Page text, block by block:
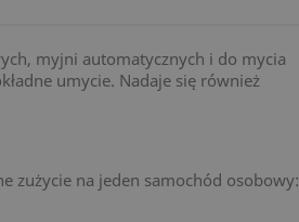
myjni automatycznych i do mycia
umycie. Nadaje się również
zużycie na jeden samochód osobowy: